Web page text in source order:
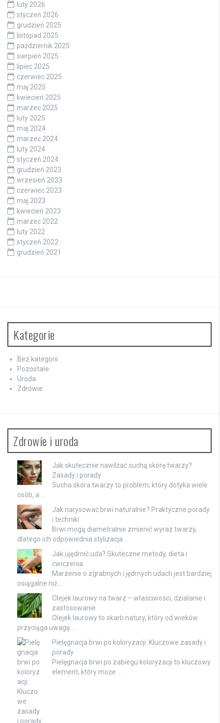
luty 2026
styczeń 2026
grudzień 2025
listopad 2025
październik 2025
sierpień 2025
lipiec 2025
czerwiec 2025
maj 2025
kwiecień 2025
marzec 2025
luty 2025
maj 2024
marzec 2024
luty 2024
styczeń 2024
grudzień 2023
wrzesień 2023
czerwiec 2023
maj 2023
kwiecień 2023
marzec 2022
luty 2022
styczeń 2022
grudzień 2021
Kategorie
Bez kategorii
Pozostałe
Uroda
Zdrowie
Zdrowie i uroda
Jak skutecznie nawilżać suchą skórę twarzy?
Zasady i porady
Sucha skóra twarzy to problem, który dotyka wiele
osób, a …
Jak narysować brwi naturalnie? Praktyczne porady
i techniki
Brwi mogą diametralnie zmienić wyraz twarzy,
dlatego ich odpowiednia stylizacja …
Jak ujędrnić uda? Skuteczne metody, dieta i
ćwiczenia
Marzenie o zgrabnych i jędrnych udach jest bardziej
osiągalne niż …
Olejek laurowy na twarz – właściwości, działanie i
zastosowanie
Olejek laurowy to skarb natury, który od wieków
przyciąga uwagę …
Pielęgnacja brwi po koloryzacji: Kluczowe zasady i
porady
Pielęgnacja brwi po zabiegu koloryzacji to kluczowy
element, który może …